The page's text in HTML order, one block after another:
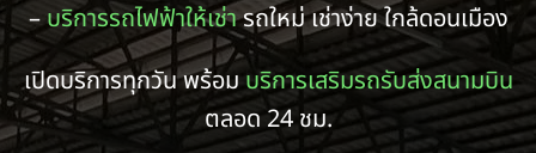
–บริการรถไฟฟ้าให้เช่ารถใหม่ เช่าง่าย ใกล้ดอนเมือง
เปิดบริการทุกวัน พร้อมบริการเสริมรถรับส่งสนามบิน
ตลอด 24 ชม.